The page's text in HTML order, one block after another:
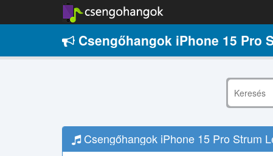
Csengőhangok iPhone 15 Pro
Csengőhangok iPhone 15 Pro Strum